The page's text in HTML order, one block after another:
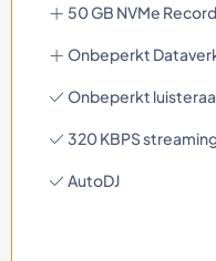
50 GB NVMe
Onbeperkt
Onbeperkt
320 KBPS
AutoDJ